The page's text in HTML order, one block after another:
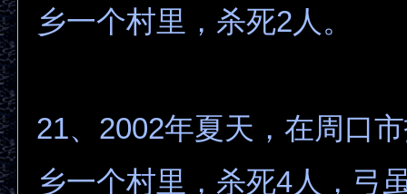
乡一个村里，杀死2人。
21、2002年夏天，在周口
乡一个村里，杀死4人，弓